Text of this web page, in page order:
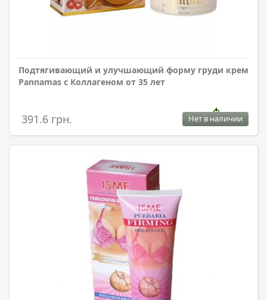
Подтягивающий и улучшающий форму груди крем
Pannamas с Коллагеном от 35 лет
391.6 грн. Нет в наличии